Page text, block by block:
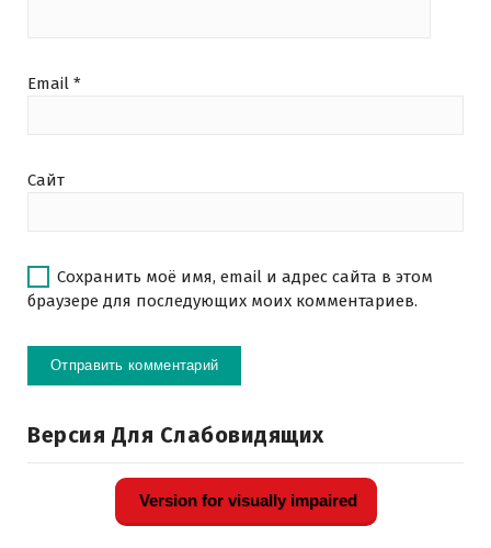
Email *
Сайт
Сохранить моё имя, email и адрес сайта в этом
браузере для последующих моих комментариев.
Версия Для Слабовидящих
Version for visually impaired